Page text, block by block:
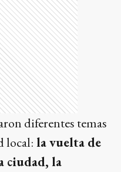
diferentes temas
local: la vuelta de
ciudad, la